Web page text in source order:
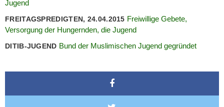
Jugend
FREITAGSPREDIGTEN, 24.04.2015 Freiwillige Gebete,
Versorgung der Hungernden, die Jugend
DITIB-JUGEND Bund der Muslimischen Jugend gegründet